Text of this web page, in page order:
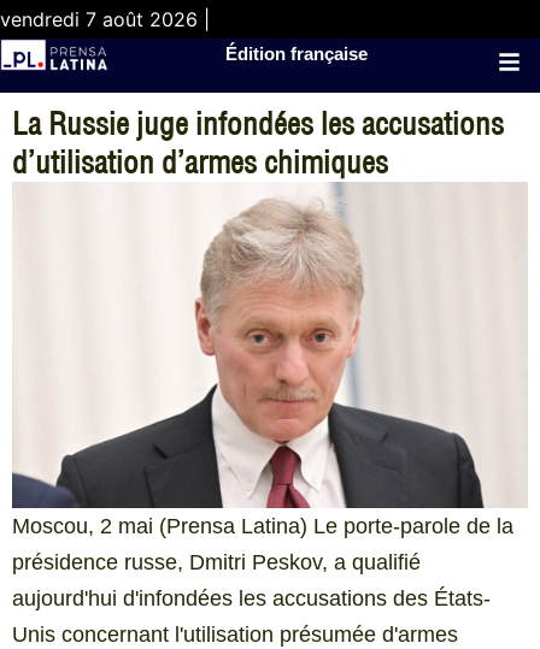
vendredi 7 août 2026 |
Édition française
La Russie juge infondées les accusations
d’utilisation d’armes chimiques
Moscou, 2 mai (Prensa Latina) Le porte-parole de la
présidence russe, Dmitri Peskov, a qualifié
aujourd'hui d'infondées les accusations des États-
Unis concernant l'utilisation présumée d'armes